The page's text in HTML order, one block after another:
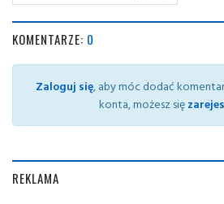
KOMENTARZE: 0
Zaloguj się, aby móc dodać
konta, możesz się
REKLAMA